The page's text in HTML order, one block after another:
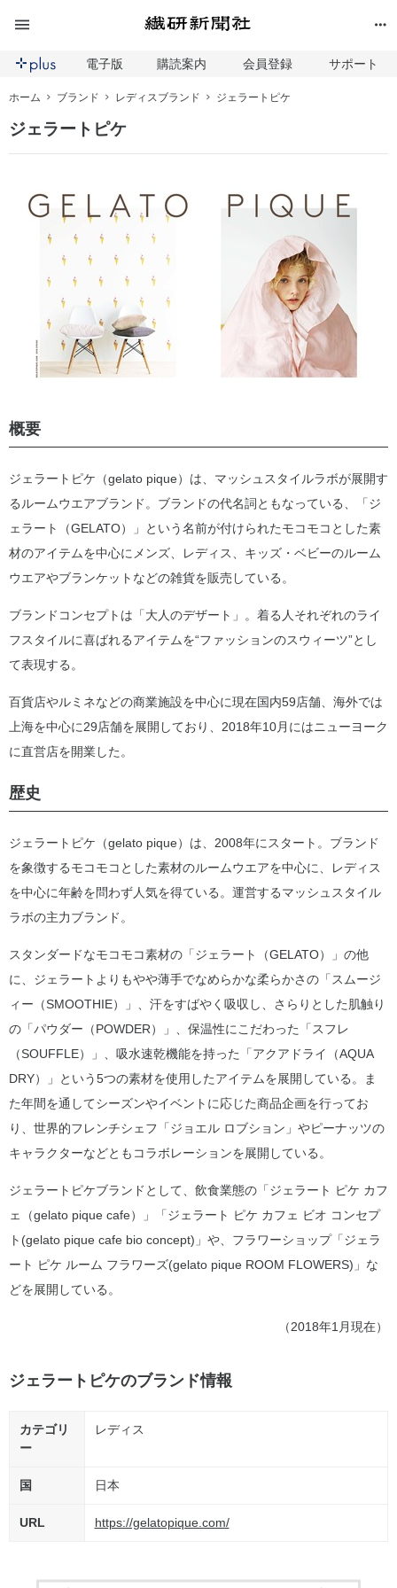
電子版 購読案内 会員登録 サポート
ホーム ブランド レディスブランド ジェラートピケ
ジェラートピケ
概要
ジェラートピケ（gelato pique）は、マッシュスタイルラボが展開す
るルームウエアブランド。ブランドの代名詞ともなっている、「ジ
ェラート（GELATO）」という名前が付けられたモコモコとした素
材のアイテムを中心にメンズ、レディス、キッズ・ベビーのルーム
ウエアやブランケットなどの雑貨を販売している。
ブランドコンセプトは「大人のデザート」。着る人それぞれのライ
フスタイルに喜ばれるアイテムを“ファッションのスウィーツ”とし
て表現する。
百貨店やルミネなどの商業施設を中心に現在国内59店舗、海外では
上海を中心に29店舗を展開しており、2018年10月にはニューヨーク
に直営店を開業した。
歴史
ジェラートピケ（gelato pique）は、2008年にスタート。ブランド
を象徴するモコモコとした素材のルームウエアを中心に、レディス
を中心に年齢を問わず人気を得ている。運営するマッシュスタイル
ラボの主力ブランド。
スタンダードなモコモコ素材の「ジェラート（GELATO）」の他
に、ジェラートよりもやや薄手でなめらかな柔らかさの「スムージ
ィー（SMOOTHIE）」、汗をすばやく吸収し、さらりとした肌触り
の「パウダー（POWDER）」、保温性にこだわった「スフレ
（SOUFFLE）」、吸水速乾機能を持った「アクアドライ（AQUA
DRY）」という5つの素材を使用したアイテムを展開している。ま
た年間を通してシーズンやイベントに応じた商品企画を行ってお
り、世界的フレンチシェフ「ジョエル ロブション」やピーナッツの
キャラクターなどともコラボレーションを展開している。
ジェラートピケブランドとして、飲食業態の「ジェラート ピケ カフ
ェ（gelato pique cafe）」「ジェラート ピケ カフェ ビオ コンセプ
ト(gelato pique cafe bio concept)」や、フラワーショップ「ジェラ
ート ピケ ルーム フラワーズ(gelato pique ROOM FLOWERS)」な
どを展開している。
（2018年1月現在）
ジェラートピケのブランド情報
カテゴリ
ー
レディス
国 日本
URL https://gelatopique.com/